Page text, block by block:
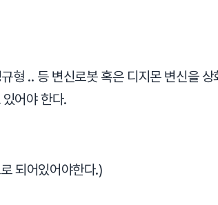
형 .. 등 변신로봇 혹은 디지몬 변신을 상
어야 한다.
되어있어야한다.)